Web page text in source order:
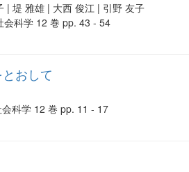
| 堤 雅雄 | 大西 俊江 | 引野 友子
会科学 12 巻 pp. 43 - 54
おして
科学 12 巻 pp. 11 - 17